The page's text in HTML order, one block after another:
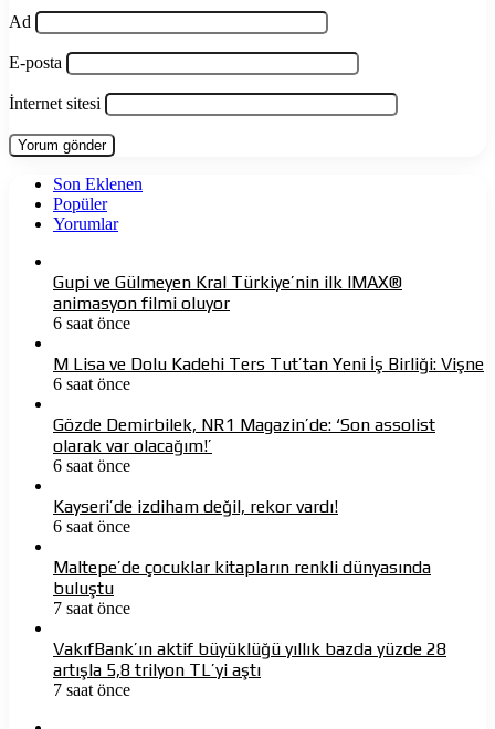
Ad
E-posta
İnternet sitesi
Son Eklenen
Popüler
Yorumlar
Gupi ve Gülmeyen Kral Türkiye’nin ilk IMAX®
animasyon filmi oluyor
6 saat önce
M Lisa ve Dolu Kadehi Ters Tut’tan Yeni İş Birliği: Vişne
6 saat önce
Gözde Demirbilek, NR1 Magazin’de: ‘Son assolist
olarak var olacağım!’
6 saat önce
Kayseri’de izdiham değil, rekor vardı!
6 saat önce
Maltepe’de çocuklar kitapların renkli dünyasında
buluştu
7 saat önce
VakıfBank’ın aktif büyüklüğü yıllık bazda yüzde 28
artışla 5,8 trilyon TL’yi aştı
7 saat önce